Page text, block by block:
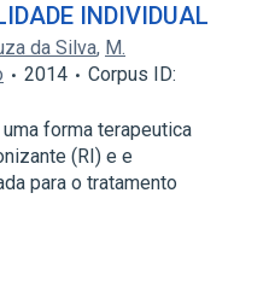
INDIVIDUAL
da Silva, M.
2014
Corpus ID:
forma terapeutica
(RI) e e
para o tratamento